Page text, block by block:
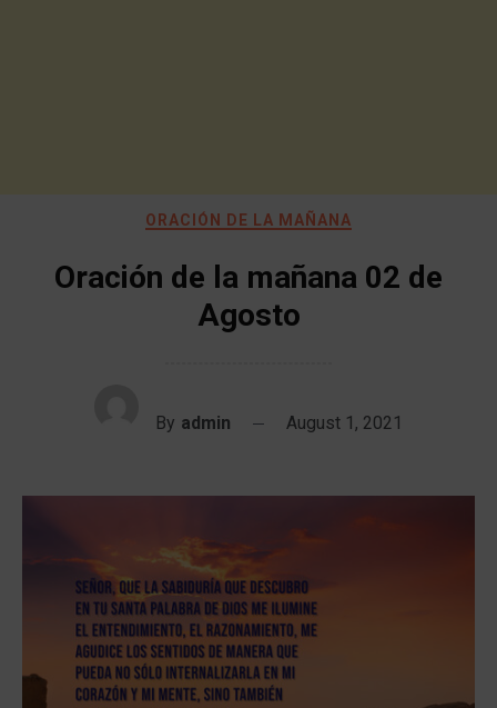
ORACIÓN DE LA MAÑANA
Oración de la mañana 02 de
Agosto
By admin August 1, 2021